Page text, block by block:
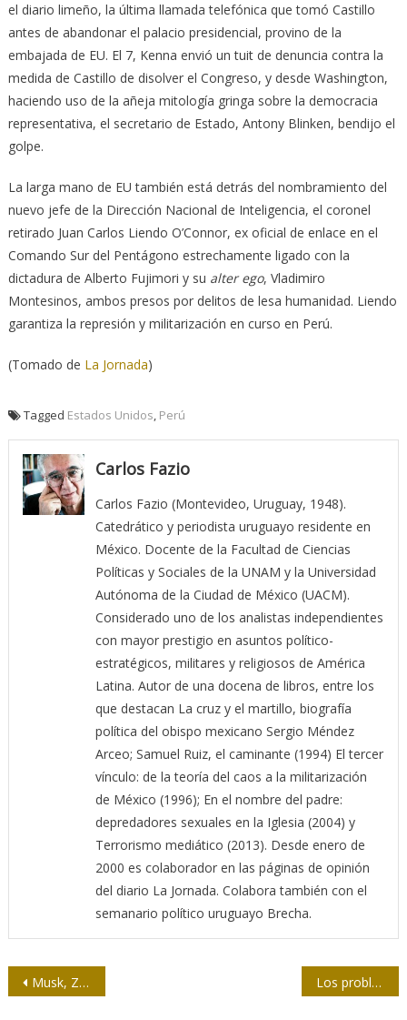
el diario limeño, la última llamada telefónica que tomó Castillo
antes de abandonar el palacio presidencial, provino de la
embajada de EU. El 7, Kenna envió un tuit de denuncia contra la
medida de Castillo de disolver el Congreso, y desde Washington,
haciendo uso de la añeja mitología gringa sobre la democracia
representativa, el secretario de Estado, Antony Blinken, bendijo el
golpe.
La larga mano de EU también está detrás del nombramiento del
nuevo jefe de la Dirección Nacional de Inteligencia, el coronel
retirado Juan Carlos Liendo O’Connor, ex oficial de enlace en el
Comando Sur del Pentágono estrechamente ligado con la
dictadura de Alberto Fujimori y su alter ego, Vladimiro
Montesinos, ambos presos por delitos de lesa humanidad. Liendo
garantiza la represión y militarización en curso en Perú.
(Tomado de La Jornada)
Tagged Estados Unidos Perú
Carlos Fazio
Carlos Fazio (Montevideo, Uruguay, 1948).
Catedrático y periodista uruguayo residente en
México. Docente de la Facultad de Ciencias
Políticas y Sociales de la UNAM y la Universidad
Autónoma de la Ciudad de México (UACM).
Considerado uno de los analistas independientes
con mayor prestigio en asuntos político-
estratégicos, militares y religiosos de América
Latina. Autor de una docena de libros, entre los
que destacan La cruz y el martillo, biografía
política del obispo mexicano Sergio Méndez
Arceo; Samuel Ruiz, el caminante (1994) El tercer
vínculo: de la teoría del caos a la militarización
de México (1996); En el nombre del padre:
depredadores sexuales en la Iglesia (2004) y
Terrorismo mediático (2013). Desde enero de
2000 es colaborador en las páginas de opinión
del diario La Jornada. Colabora también con el
semanario político uruguayo Brecha.
Navegación
Musk, Zuckerberg y los multimillonarios dueños de redes y medios Los problemas de la inserción internacional de la economía cubana a través de los años (II)